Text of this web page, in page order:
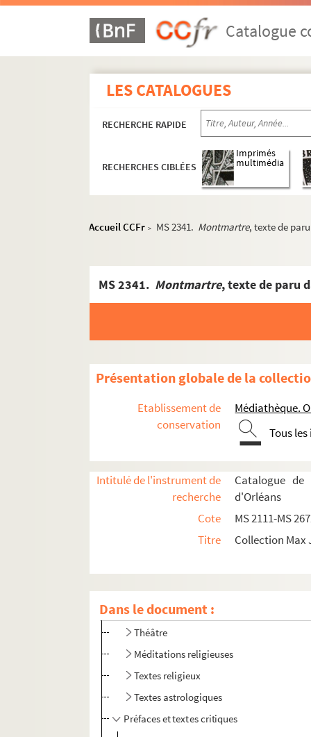
Catalogue
LES CATALOGUES
RECHERCHE RAPIDE
RECHERCHES CIBLÉES
Imprimés
multimédia
Accueil CCFr > MS 2341. Montmartre, texte de
MS 2341. Montmartre, texte de paru
Présentation globale de la
Etablissement de
conservation
Médiathèque.
Tous
Intitulé de l'instrument de
recherche
Catalogue
d'Orléans
Cote
MS 2111-MS
Titre
Collection Max
Dans le document :
Œuvres de Max Jacob
Romans
Poèmes
Théâtre
Méditations religieuses
Textes religieux
Textes astrologiques
Préfaces et textes critiques